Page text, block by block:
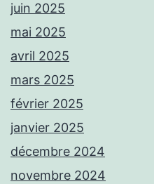
juin 2025
mai 2025
avril 2025
mars 2025
février 2025
janvier 2025
décembre 2024
novembre 2024